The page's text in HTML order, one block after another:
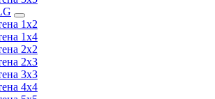
1x2
1x4
2x2
2x3
3x3
4x4